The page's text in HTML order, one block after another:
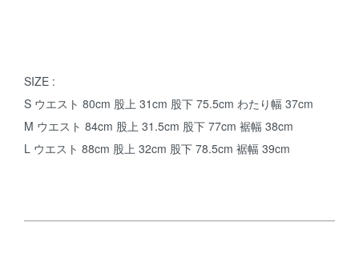
SIZE :
S ウエスト 80cm 股上 31cm 股下 75.5cm わたり幅 37cm
M ウエスト 84cm 股上 31.5cm 股下 77cm 裾幅 38cm
L ウエスト 88cm 股上 32cm 股下 78.5cm 裾幅 39cm